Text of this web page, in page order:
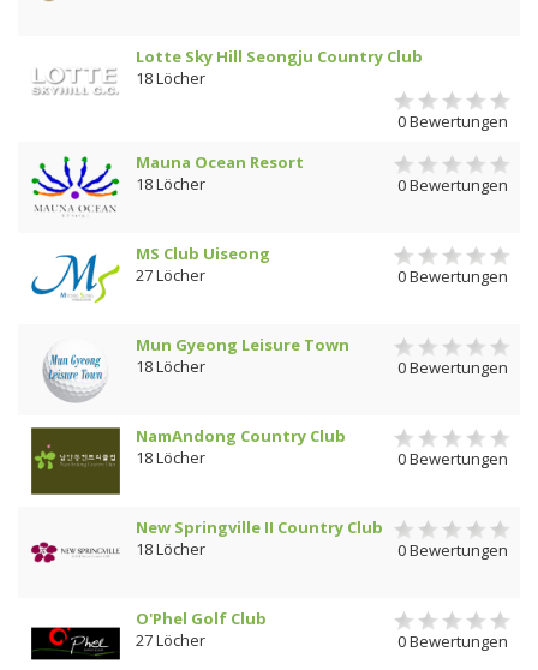
Lotte Sky Hill Seongju Country Club
18 Löcher
0 Bewertungen
Mauna Ocean Resort
18 Löcher
0 Bewertungen
MS Club Uiseong
27 Löcher
0 Bewertungen
Mun Gyeong Leisure Town
18 Löcher
0 Bewertungen
NamAndong Country Club
18 Löcher
0 Bewertungen
New Springville II Country Club
18 Löcher
0 Bewertungen
O'Phel Golf Club
27 Löcher
0 Bewertungen